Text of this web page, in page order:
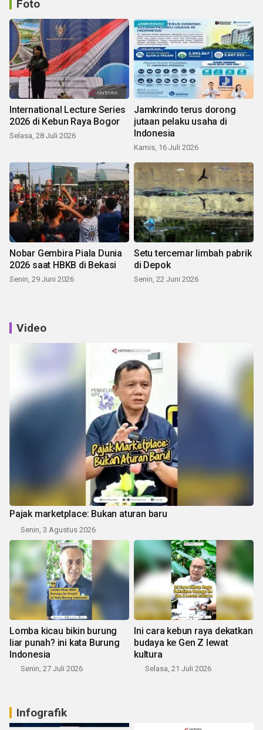
Foto
International Lecture Series
2026 di Kebun Raya Bogor
Selasa, 28 Juli 2026
Jamkrindo terus dorong
jutaan pelaku usaha di
Indonesia
Kamis, 16 Juli 2026
Nobar Gembira Piala Dunia
2026 saat HBKB di Bekasi
Senin, 29 Juni 2026
Setu tercemar limbah pabrik
di Depok
Senin, 22 Juni 2026
Video
Pajak marketplace: Bukan aturan baru
Senin, 3 Agustus 2026
Lomba kicau bikin burung
liar punah? ini kata Burung
Indonesia
Senin, 27 Juli 2026
Ini cara kebun raya dekatkan
budaya ke Gen Z lewat
kultura
Selasa, 21 Juli 2026
Infografik